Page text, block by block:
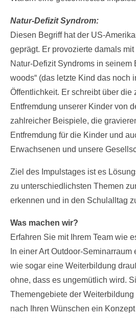
Kontakt/Info
Impulstag
getconnected Tips
Über mich
Natur-Defizit Syndrom:
Diesen Begriff hat der US-
geprägt. Er provozierte damals
Natur-Defizit Syndroms in seinem
woods“ (das letzte Kind das noch
Öffentlichkeit. Er schreibt über die
Entfremdung unserer Kinder von
zahlreicher Beispiele, die
Entfremdung für die Kinder und
Erwachsenen und unsere
Ziel des Impulstages ist es
zu unterschiedlichsten Themen
erkennen und in den Schulalltag
Was machen wir?
Erfahren Sie mit Ihrem Team wie
In einer Art Outdoor-
wie sogar eine Weiterbildung
ohne, dass es ungemütlich wird.
Themengebiete der
nach Ihren Wünschen ein